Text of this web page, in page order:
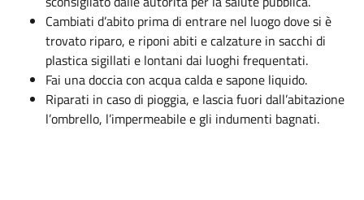
Cambiati d’abito prima di entrare nel luogo dove si è
trovato riparo, e riponi abiti e calzature in sacchi di
plastica sigillati e lontani dai luoghi frequentati.
Fai una doccia con acqua calda e sapone liquido.
Riparati in caso di pioggia, e lascia fuori dall’abitazione
l’ombrello, l’impermeabile e gli indumenti bagnati.